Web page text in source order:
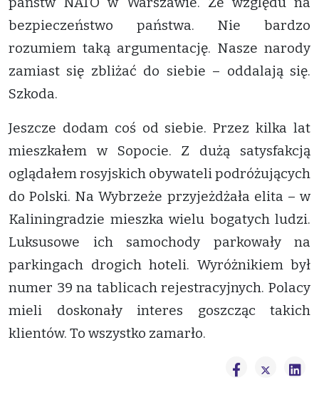
bezpieczeństwo państwa. Nie bardzo
rozumiem taką argumentację. Nasze narody
zamiast się zbliżać do siebie – oddalają się.
Szkoda.
Jeszcze dodam coś od siebie. Przez kilka lat
mieszkałem w Sopocie. Z dużą satysfakcją
oglądałem rosyjskich obywateli podróżujących
do Polski. Na Wybrzeże przyjeżdżała elita – w
Kaliningradzie mieszka wielu bogatych ludzi.
Luksusowe ich samochody parkowały na
parkingach drogich hoteli. Wyróżnikiem był
numer 39 na tablicach rejestracyjnych. Polacy
mieli doskonały interes goszcząc takich
klientów. To wszystko zamarło.